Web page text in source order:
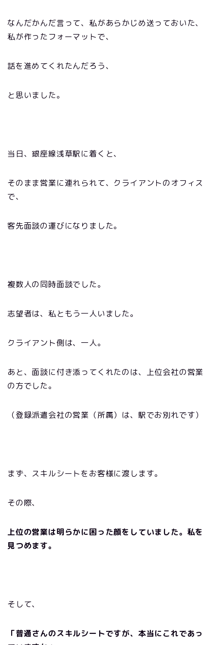
なんだかんだ言って、私があらかじめ送っておいた、
私が作ったフォーマットで、
話を進めてくれたんだろう、
と思いました。
当日、銀座線浅草駅に着くと、
そのまま営業に連れられて、クライアントのオフィス
で、
客先面談の運びになりました。
複数人の同時面談でした。
志望者は、私ともう一人いました。
クライアント側は、一人。
あと、面談に付き添ってくれたのは、上位会社の営業
の方でした。
（登録派遣会社の営業（所属）は、駅でお別れです）
まず、スキルシートをお客様に渡します。
その際、
上位の営業は明らかに困った顔をしていました。私を
見つめます。
そして、
「普通さんのスキルシートですが、本当にこれであっ